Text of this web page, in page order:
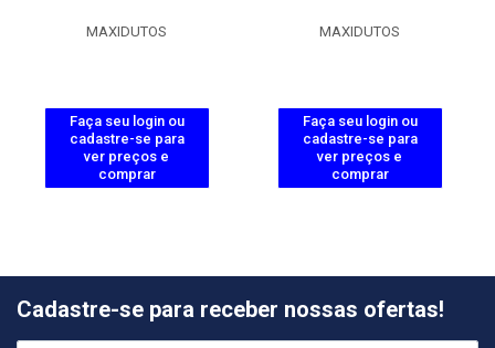
MAXIDUTOS
Faça seu login ou
cadastre-se para
ver preços e
comprar
MAXIDUTOS
Faça seu login ou
cadastre-se para
ver preços e
comprar
Cadastre-se para receber nossas ofertas!